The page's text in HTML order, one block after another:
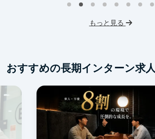
もっと見る
おすすめの長期インターン求人